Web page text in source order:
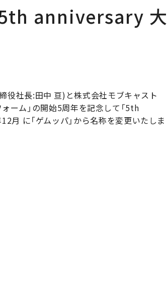
5th anniversary 大
役社長:田中 亘)と株式会社モブキャスト
ーム」の開始5周年を記念して「5th
月 に「ゲムッパ」から名称を変更いたしま